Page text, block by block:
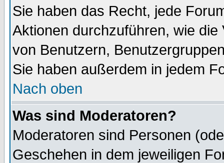
Sie haben das Recht, jede
Aktionen durchzuführen, wie
von Benutzern,
Sie haben außerdem in jedem
Nach oben
Was sind Moderatoren?
Moderatoren sind Personen
Geschehen in dem jeweiligen